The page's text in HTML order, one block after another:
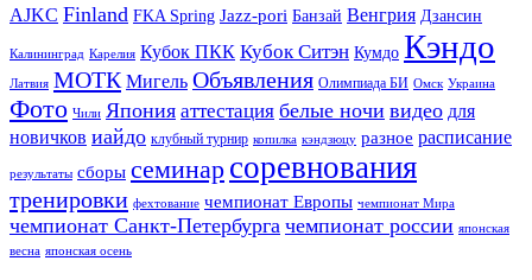
AJKC Finland FKA Spring Jazz-pori Банзай Венгрия Дзансин
Калининград Карелия Кубок ПКК Кубок Ситэн Кумдо Кэндо
Латвия МОТК Мигель Объявления Олимпиада БИ Омск Украина
Фото Чили Япония аттестация белые ночи видео для
новичков иайдо клубный турнир копилка кэндзюцу разное расписание
результаты сборы семинар соревнования
тренировки фехтование чемпионат Европы чемпионат Мира
чемпионат Санкт-Петербурга чемпионат россии японская
весна японская осень